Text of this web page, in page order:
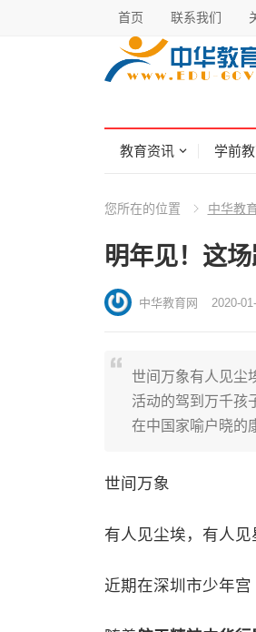
首页 联系我们
教育资讯 学前
您所在的位置 中华教
明年见！这
中华教育网 2020-
世间万象有人见尘
活动的驾到万千孩
在中国家喻户晓的
世间万象
有人见尘埃，有人见
近期在深圳市少年宫